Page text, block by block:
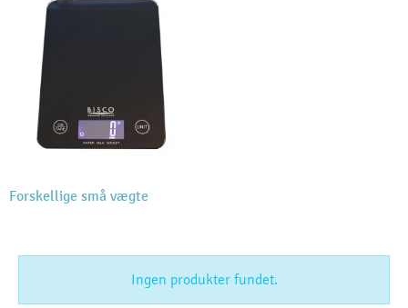
Forskellige små vægte
Ingen produkter fundet.